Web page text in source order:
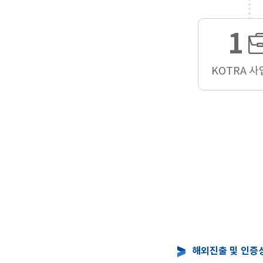
1
KOTRA 사
해외진출 및 인